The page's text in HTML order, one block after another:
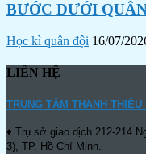
BƯỚC DƯỚI
Học kì quân đội 16/07/
LIÊN HỆ
TRUNG TÂM THANH THIẾU
♦ Trụ sở giao dịch 212-214
3), TP. Hồ Chí Minh.